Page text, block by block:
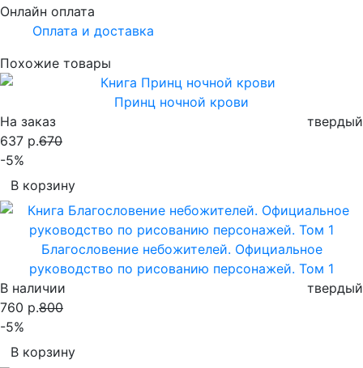
Онлайн оплата
Оплата и доставка
Похожие товары
Принц ночной крови
На заказ
твердый
637 р.670
-5%
В корзину
Благословение небожителей. Официальное
руководство по рисованию персонажей. Том 1
В наличии
твердый
760 р.800
-5%
В корзину